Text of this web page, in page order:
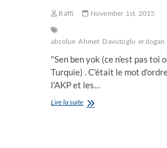
Raffi November 1st, 2015
absolue Ahmet Davutoglu erdogan
"Sen ben yok (ce n'est pas toi
Turquie) . C'était le mot
l'AKP et les…
Lire la suiteLes